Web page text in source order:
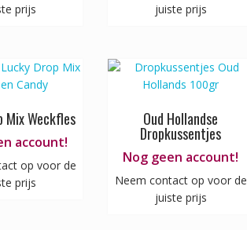
prijs
juiste prijs
Mix Weckfles
account!
op voor de
prijs
Oud Hollandse
Dropkussentjes
Nog geen account!
Neem contact op voor de
juiste prijs